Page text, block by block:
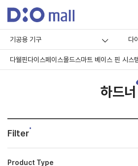
기공용 기구 다
다웰핀다이스페이스몰드스마트 베이스 핀 시스
하드너
Filter
Product Type